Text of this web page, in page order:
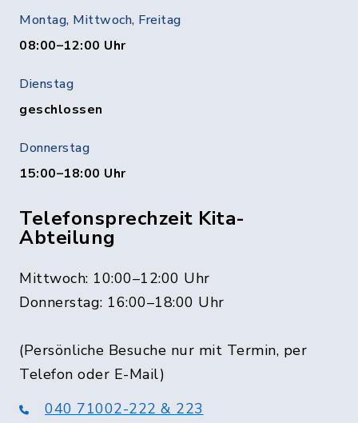
Montag, Mittwoch, Freitag
08:00–12:00 Uhr
Dienstag
geschlossen
Donnerstag
15:00–18:00 Uhr
Telefonsprechzeit Kita-
Abteilung
Mittwoch: 10:00–12:00 Uhr
Donnerstag: 16:00–18:00 Uhr
(Persönliche Besuche nur mit Termin, per
Telefon oder E-Mail)
040 71002-222 & 223